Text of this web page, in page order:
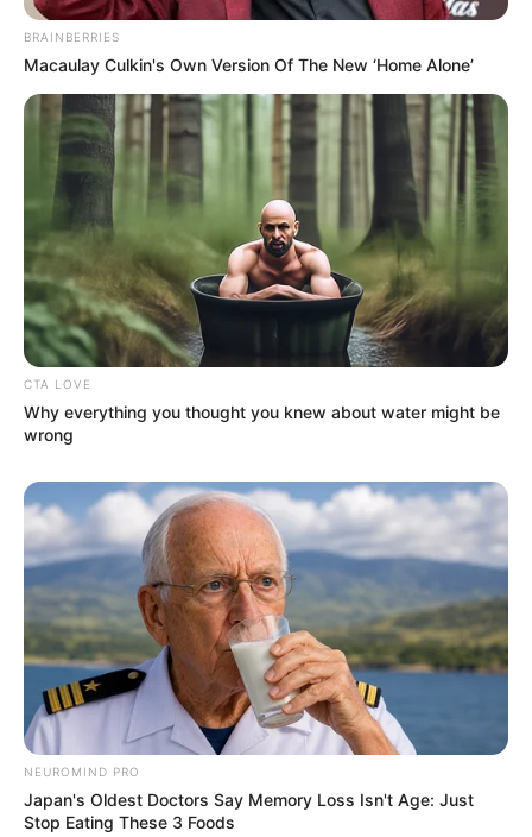
BRAINBERRIES
Macaulay Culkin's Own Version Of The New ‘Home Alone’
CTA LOVE
Why everything you thought you knew about water might be
wrong
NEUROMIND PRO
Japan's Oldest Doctors Say Memory Loss Isn't Age: Just
Stop Eating These 3 Foods